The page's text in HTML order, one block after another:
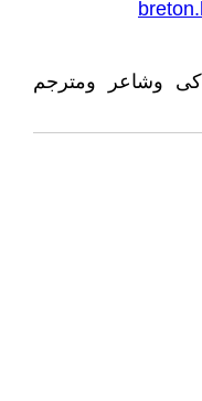
وشاعر ومترجم